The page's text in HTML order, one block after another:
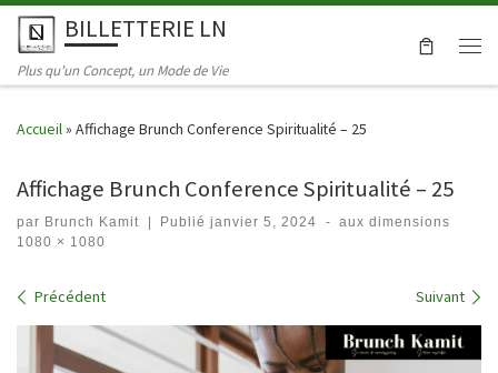
Skip to content
BILLETTERIE LN
Plus qu'un Concept, un Mode de Vie
Accueil » Affichage Brunch Conference Spiritualité – 25
Affichage Brunch Conference Spiritualité – 25
par Brunch Kamit Publiéjanvier 5, 2024 - aux dimensions
1080 × 1080
Navigation dans les images
Précédent Suivant